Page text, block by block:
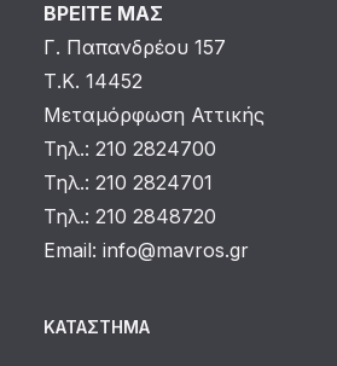
ΒΡΕΙΤΕ ΜΑΣ
Γ. Παπανδρέου 157
Τ.Κ. 14452
Μεταμόρφωση Αττικής
Τηλ.: 210 2824700
Τηλ.: 210 2824701
Τηλ.: 210 2848720
Email: info@mavros.gr
ΚΑΤΆΣΤΗΜΑ